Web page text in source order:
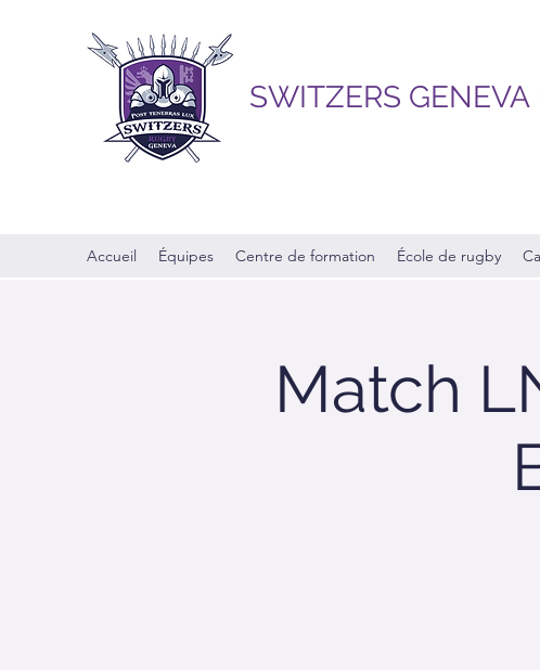
SWITZERS GENEVA
Accueil Équipes Centre de formation École de rugby
Match